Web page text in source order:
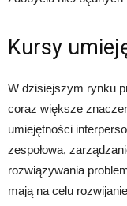
Kursy
W dzisiejszym rynku
coraz większe
umiejętności
zespołowa,
rozwiązywania
mają na celu